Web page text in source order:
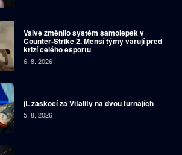
Valve změnilo systém samolepek v
Counter-Strike 2. Menší týmy varují před
krizí celého esportu
6. 8. 2026
jL zaskočí za Vitality na dvou turnajích
5. 8. 2026